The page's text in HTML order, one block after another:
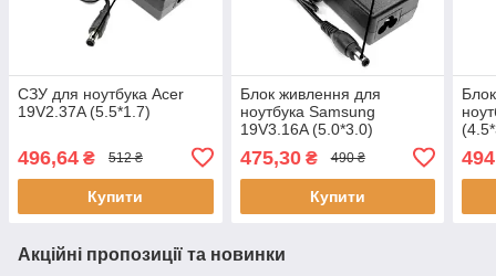
СЗУ для ноутбука Acer
19V2.37A (5.5*1.7)
496,64 ₴ 512 ₴
Купити
Блок живлення для
ноутбука Samsung
19V3.16A (5.0*3.0)
475,30₴ 490 ₴
Купити
Акційні пропозиції та новинки